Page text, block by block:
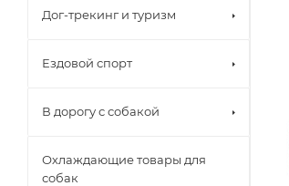
Дог-трекинг и туризм
Ездовой спорт
В дорогу с собакой
Охлаждающие товары для
собак